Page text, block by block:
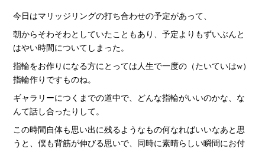
今日はマリッジリングの打ち合わせの予定があって、
朝からそわそわとしていたこともあり、予定よりもずいぶんと
はやい時間についてしまった。
指輪をお作りになる方にとっては人生で一度の（たいていはw）
指輪作りですものね。
ギャラリーにつくまでの道中で、どんな指輪がいいのかな、な
んて話し合ったりして。
この時間自体も思い出に残るようなもの何なればいいなあと思
うと、僕も背筋が伸びる思いで、同時に素晴らしい瞬間にお付